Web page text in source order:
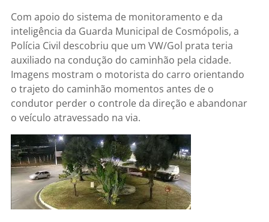
Com apoio do sistema de monitoramento e da
inteligência da Guarda Municipal de Cosmópolis, a
Polícia Civil descobriu que um VW/Gol prata teria
auxiliado na condução do caminhão pela cidade.
Imagens mostram o motorista do carro orientando
o trajeto do caminhão momentos antes de o
condutor perder o controle da direção e abandonar
o veículo atravessado na via.